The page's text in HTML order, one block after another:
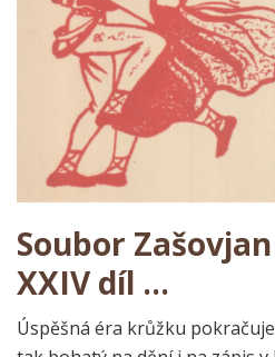
Soubor
XXIV díl …
Úspěšná éra krůžku